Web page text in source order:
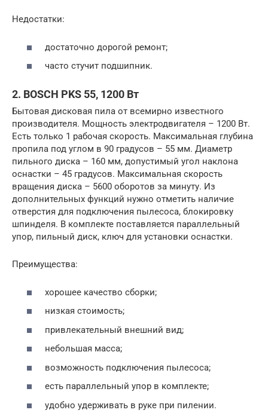
Недостатки:
достаточно дорогой ремонт;
часто стучит подшипник.
2. BOSCH PKS 55, 1200 Вт
Бытовая дисковая пила от всемирно известного
производителя. Мощность электродвигателя – 1200 Вт.
Есть только 1 рабочая скорость. Максимальная глубина
пропила под углом в 90 градусов – 55 мм. Диаметр
пильного диска – 160 мм, допустимый угол наклона
оснастки – 45 градусов. Максимальная скорость
вращения диска – 5600 оборотов за минуту. Из
дополнительных функций нужно отметить наличие
отверстия для подключения пылесоса, блокировку
шпинделя. В комплекте поставляется параллельный
упор, пильный диск, ключ для установки оснастки.
Преимущества:
хорошее качество сборки;
низкая стоимость;
привлекательный внешний вид;
небольшая масса;
возможность подключения пылесоса;
есть параллельный упор в комплекте;
удобно удерживать в руке при пилении.